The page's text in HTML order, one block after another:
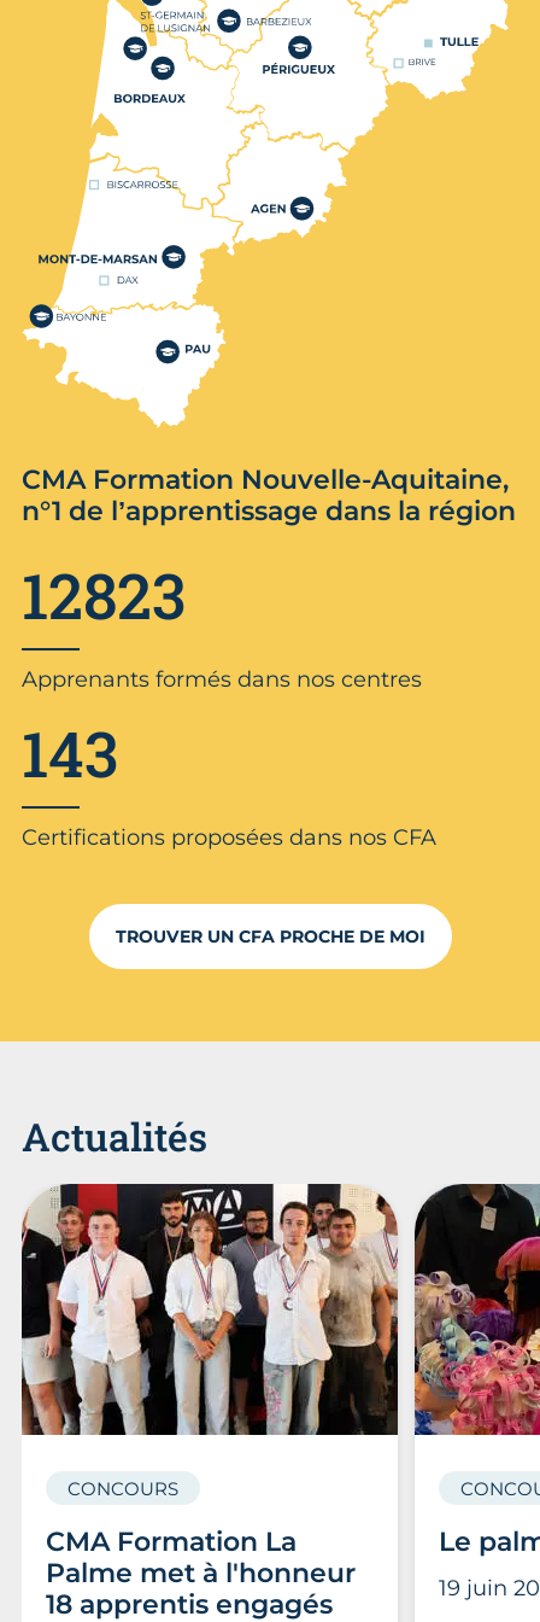
CMA Formation Nouvelle-Aquitaine,
n°1 de l’apprentissage dans la région
12823
Apprenants formés dans nos centres
143
Certifications proposées dans nos CFA
TROUVER UN CFA PROCHE DE MOI
Actualités
CMA Formation La
Palme met à l'honneur
18 apprentis engagés
CONCOURS
Le
19 juin